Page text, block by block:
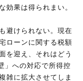
効果は得られまい。
避けられない。現在
ローンに関する税額
を迎え、それはどう
」への対応で所得控
雑に拡大させてしま